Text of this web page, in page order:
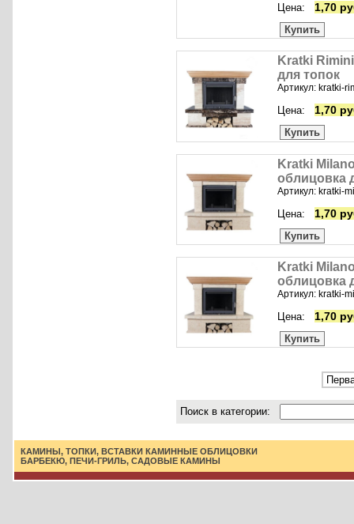
Цена: 1,70
Купить
Kratki
для топок
Артикул: kratki-
Цена: 1,70
Купить
Kratki
облицовка
Артикул: kratki-
Цена: 1,70
Купить
Kratki
облицовка
Артикул: kratki-
Цена: 1,70
Купить
Поиск в категории:
КАМИНЫ, ТОПКИ, ВСТАВКИ КАМИННЫЕ ОБЛИЦОВКИ
БАРБЕКЮ, ПЕЧИ-ГРИЛЬ, САДОВЫЕ КАМИНЫ